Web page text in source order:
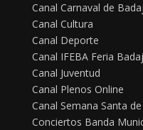
Canal Carnaval de
Canal Cultura
Canal Deporte
Canal IFEBA Feria
Canal Juventud
Canal Plenos Online
Canal Semana Santa
Conciertos Banda